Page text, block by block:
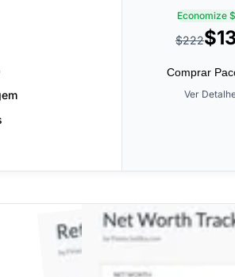
Economize
$222
Comprar
Ver